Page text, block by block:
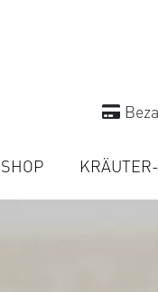
SHOP